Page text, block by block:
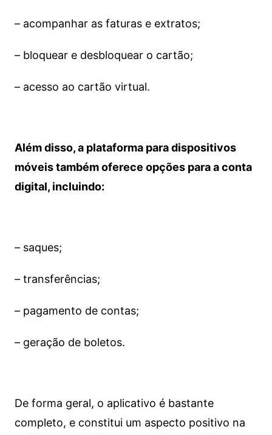
– acompanhar as faturas e extratos;
– bloquear e desbloquear o cartão;
– acesso ao cartão virtual.
Além disso, a plataforma para dispositivos
móveis também oferece opções para a conta
digital, incluindo:
– saques;
– transferências;
– pagamento de contas;
– geração de boletos.
De forma geral, o aplicativo é bastante
completo, e constitui um aspecto positivo na